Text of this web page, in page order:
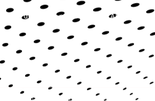
de destaque no 4º Summit ABRACEO
ABRACEO – Todos os direitos reservados.